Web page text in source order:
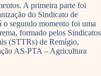
A primeira parte foi
do Sindicato de
segundo momento foi uma
formado pelos Sindicatos
(STTRs) de Remígio,
AS-PTA – Agricultura